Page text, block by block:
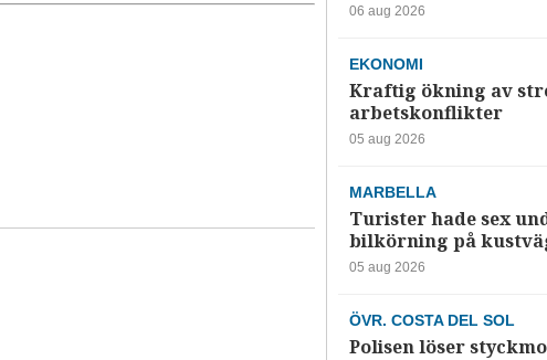
06 aug 2026
EKONOMI
Kraftig ökning av
arbetskonflikter
05 aug 2026
MARBELLA
Turister hade sex
bilkörning på
05 aug 2026
ÖVR. COSTA DEL SOL
Polisen löser